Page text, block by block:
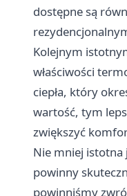
dostępne są
Kolejnym
właściwości
ciepła, który
wartość, tym
zwiększyć
Nie mniej istotna
powinny
powinniśmy